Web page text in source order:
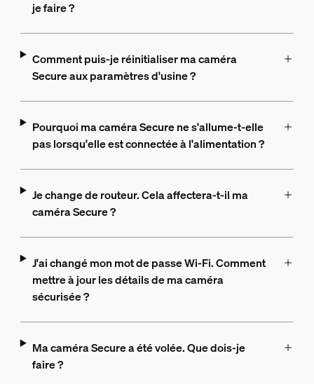
je faire ?
Comment puis-je réinitialiser ma caméra
Secure aux paramètres d'usine ?
Pourquoi ma caméra Secure ne s'allume-t-elle
pas lorsqu'elle est connectée à l'alimentation ?
Je change de routeur. Cela affectera-t-il ma
caméra Secure ?
J'ai changé mon mot de passe Wi-Fi. Comment
mettre à jour les détails de ma caméra
sécurisée ?
Ma caméra Secure a été volée. Que dois-je
faire ?